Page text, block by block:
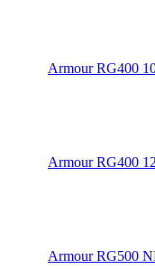
Armour RG400
Armour RG400
Armour RG500